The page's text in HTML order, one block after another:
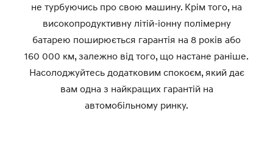
не турбуючись про свою машину. Крім того, на
високопродуктивну літій-іонну полімерну
батарею поширюється гарантія на 8 років або
160 000 км, залежно від того, що настане раніше.
Насолоджуйтесь додатковим спокоєм, який дає
вам одна з найкращих гарантій на
автомобільному ринку.